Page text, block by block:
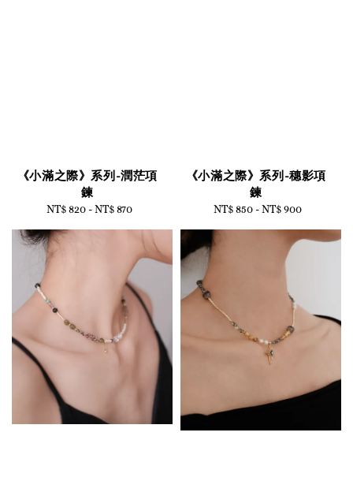
《小滿之際》系列-潤茫項
鍊
Regular
NT$ 820-NT$ 870
《小滿之際》系列-穗影項
鍊
Regular
NT$ 850 -NT$ 900